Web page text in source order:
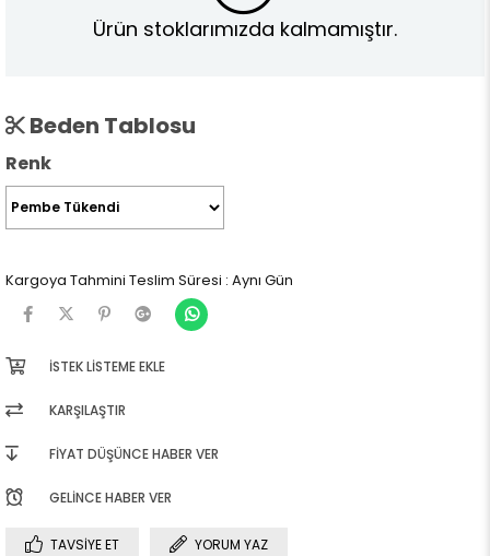
Ürün stoklarımızda kalmamıştır.
Beden Tablosu
Renk
Kargoya Tahmini Teslim Süresi : Aynı Gün
İSTEK LISTEME EKLE
KARŞILAŞTIR
FIYAT DÜŞÜNCE HABER VER
GELINCE HABER VER
TAVSIYE ET
YORUM YAZ